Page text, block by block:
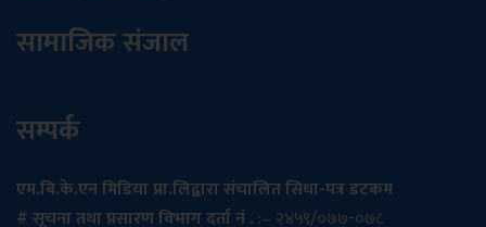
सामाजिक संजाल
सम्पर्क
एम.बि.के.एन मिडिया प्रा.लिद्वारा संचालित सिधा-पत्र डटकम
# सूचना तथा प्रसारण विभाग दर्ता नं . :– २४५९/०७७-०७८